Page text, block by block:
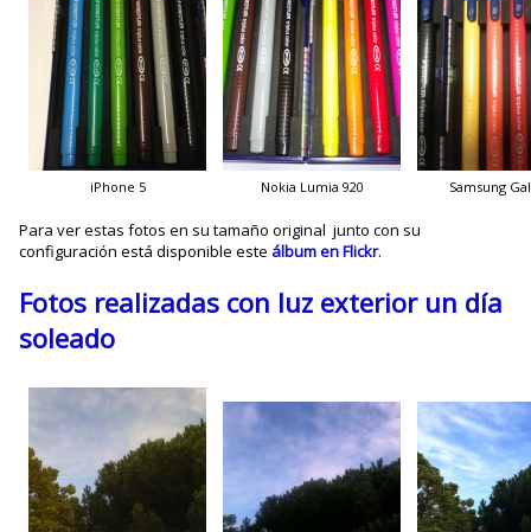
iPhone 5 Nokia Lumia 920 Samsung
Para ver estas fotos en su tamaño original junto con su
configuración está disponible este álbum en Flickr.
Fotos realizadas con luz exterior un día
soleado